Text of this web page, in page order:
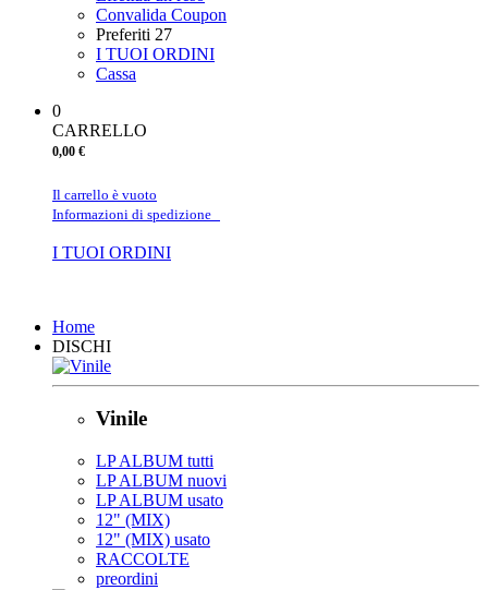
Convalida Coupon
Preferiti 27
I TUOI ORDINI
Cassa
0
CARRELLO
0,00 €
Il carrello è vuoto
Informazioni di spedizione
I TUOI ORDINI
Home
DISCHI
Vinile
LP ALBUM tutti
LP ALBUM nuovi
LP ALBUM usato
12" (MIX)
12" (MIX) usato
RACCOLTE
preordini